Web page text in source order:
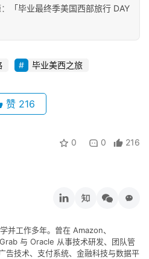
「毕业最终季美国西部旅行 DAY
毕业美西之旅
赞 216
0 0 216
并工作多年。曾在 Amazon、
与 Oracle 从事技术研发、团队管
告技术、支付系统、金融科技与数据平